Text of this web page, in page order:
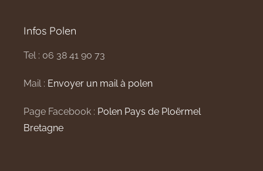
Infos Polen
Tel : 06 38 41 90 73
Mail : Envoyer un mail à polen
Page Facebook : Polen Pays de Ploërmel
Bretagne